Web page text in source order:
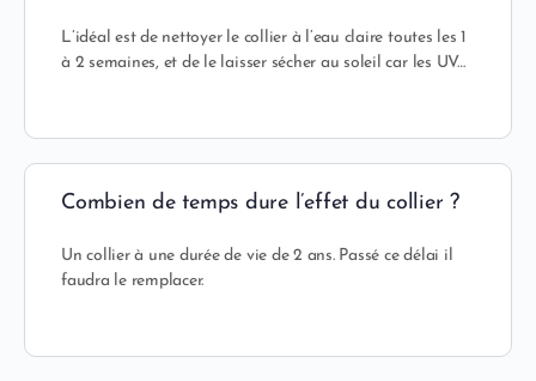
L’idéal est de nettoyer le collier à l’eau claire toutes les 1
à 2 semaines, et de le laisser sécher au soleil car les UV…
Combien de temps dure l’effet du collier ?
Un collier à une durée de vie de 2 ans. Passé ce délai il
faudra le remplacer.